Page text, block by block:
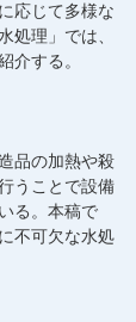
応じて多様な
処理」では、
介する。
品の加熱や殺
うことで設備
る。本稿で
不可欠な水処